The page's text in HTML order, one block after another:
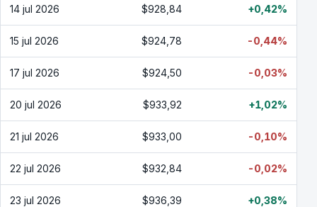
14 jul 2026 $928,84 +0,42%
15 jul 2026 $924,78 -0,44%
17 jul 2026 $924,50 -0,03%
20 jul 2026 $933,92 +1,02%
21 jul 2026 $933,00 -0,10%
22 jul 2026 $932,84 -0,02%
23 jul 2026 $936,39 +0,38%